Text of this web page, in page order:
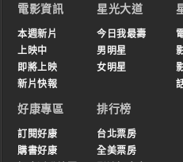
電影資訊
本週新片
上映中
即將上映
新片快報
星光大道
今日我最壽
男明星
女明星
好康專區
訂閱好康
購書好康
排行榜
台北票房
全美票房